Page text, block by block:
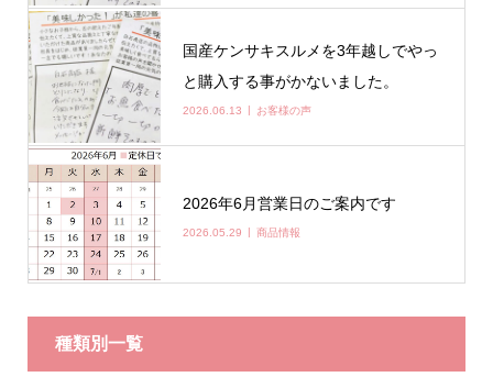
国産ケンサキスルメを3年越しでやっ
と購入する事がかないました。
2026.06.13 お客様の声
2026年6月営業日のご案内です
2026.05.29 商品情報
種類別一覧